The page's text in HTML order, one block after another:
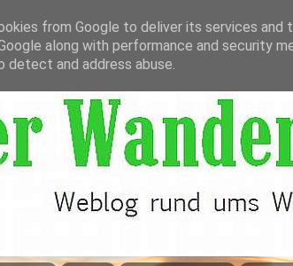
from Google to deliver its services and
along with performance and security
detect and address abuse.